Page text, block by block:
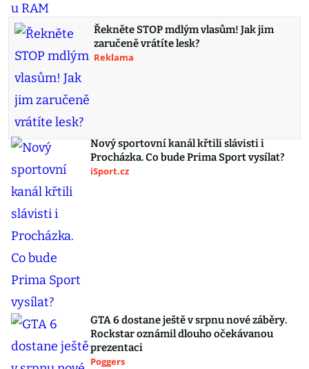
Řekněte STOP mdlým vlasům! Jak jim
zaručeně vrátíte lesk?
Reklama
Nový sportovní kanál křtili slávisti i
Procházka. Co bude Prima Sport vysílat?
iSport.cz
GTA 6 dostane ještě v srpnu nové záběry.
Rockstar oznámil dlouho očekávanou
prezentaci
Poggers